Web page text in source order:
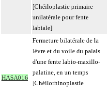
[Chéiloplastie primaire
unilatérale pour fente
labiale]
HASA016
Fermeture bilatérale de la
lèvre et du voile du palais
d'une fente labio-maxillo-
palatine, en un temps
[Chéilorhinoplastie